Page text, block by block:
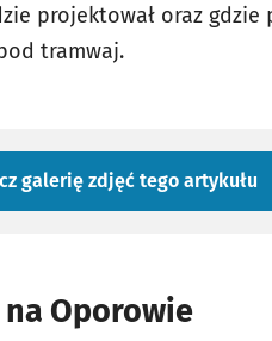
projektował oraz
tramwaj.
galerię zdjęć tego artykułu
Oporowie